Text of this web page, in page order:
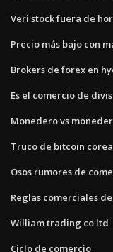
Veri stock fuera de
Precio más bajo con
Brokers de forex en
Es el comercio de
Monedero vs
Truco de bitcoin
Osos rumores de
Reglas comerciales
William trading co ltd
Ciclo de comercio